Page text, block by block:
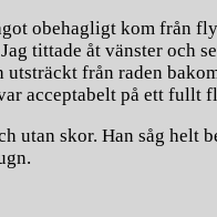
obehagligt kom från
tittade åt vänster och
från raden
acceptabelt på ett fullt
skor. Han såg helt